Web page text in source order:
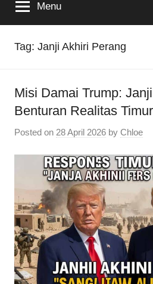
Menu
Tag: Janji Akhiri Perang
Misi Damai Trump:
Benturan Realitas
Posted on 28 April 2026 by Chloe